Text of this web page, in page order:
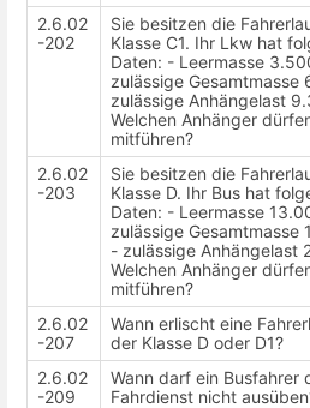
2.6.02
-202
Sie besitzen die
Klasse C1. Ihr Lkw hat
Daten: - Leermasse
zulässige Gesamtmasse
zulässige Anhängelast
Welchen Anhänger
mitführen?
2.6.02
-203
Sie besitzen die
Klasse D. Ihr Bus hat
Daten: - Leermasse
zulässige Gesamtmasse
- zulässige Anhängelast
Welchen Anhänger
mitführen?
2.6.02
-207
Wann erlischt eine
der Klasse D oder D1?
2.6.02
-209
Wann darf ein Busfahrer
Fahrdienst nicht